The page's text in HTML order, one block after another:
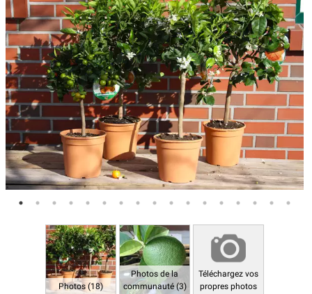
Photos (18)
Photos de la
communauté (3)
Téléchargez vos
propres photos